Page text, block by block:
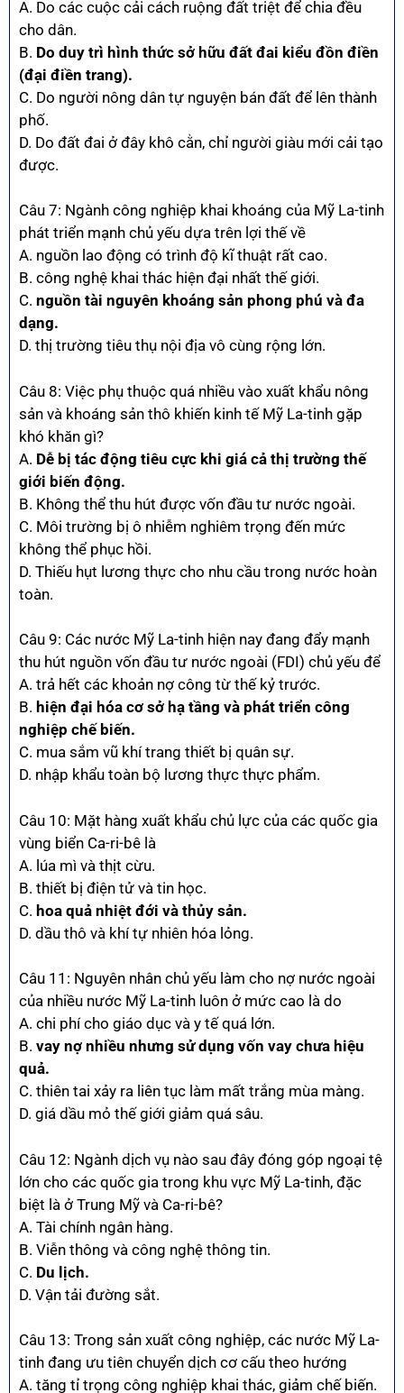
A. Do các cuộc cải cách ruộng đất triệt để chia đều
cho dân.
B. Do duy trì hình thức sở hữu đất đai kiểu đồn điền
(đại điền trang).
C. Do người nông dân tự nguyện bán đất để lên thành
phố.
D. Do đất đai ở đây khô cằn, chỉ người giàu mới cải tạo
được.
Câu 7: Ngành công nghiệp khai khoáng của Mỹ La-tinh
phát triển mạnh chủ yếu dựa trên lợi thế về
A. nguồn lao động có trình độ kĩ thuật rất cao.
B. công nghệ khai thác hiện đại nhất thế giới.
C. nguồn tài nguyên khoáng sản phong phú và đa
dạng.
D. thị trường tiêu thụ nội địa vô cùng rộng lớn.
Câu 8: Việc phụ thuộc quá nhiều vào xuất khẩu nông
sản và khoáng sản thô khiến kinh tế Mỹ La-tinh gặp
khó khăn gì?
A. Dễ bị tác động tiêu cực khi giá cả thị trường thế
giới biến động.
B. Không thể thu hút được vốn đầu tư nước ngoài.
C. Môi trường bị ô nhiễm nghiêm trọng đến mức
không thể phục hồi.
D. Thiếu hụt lương thực cho nhu cầu trong nước hoàn
toàn.
Câu 9: Các nước Mỹ La-tinh hiện nay đang đẩy mạnh
thu hút nguồn vốn đầu tư nước ngoài (FDI) chủ yếu để
A. trả hết các khoản nợ công từ thế kỷ trước.
B. hiện đại hóa cơ sở hạ tầng và phát triển công
nghiệp chế biến.
C. mua sắm vũ khí trang thiết bị quân sự.
D. nhập khẩu toàn bộ lương thực thực phẩm.
Câu 10: Mặt hàng xuất khẩu chủ lực của các quốc gia
vùng biển Ca-ri-bê là
A. lúa mì và thịt cừu.
B. thiết bị điện tử và tin học.
C. hoa quả nhiệt đới và thủy sản.
D. dầu thô và khí tự nhiên hóa lỏng.
Câu 11: Nguyên nhân chủ yếu làm cho nợ nước ngoài
của nhiều nước Mỹ La-tinh luôn ở mức cao là do
A. chi phí cho giáo dục và y tế quá lớn.
B. vay nợ nhiều nhưng sử dụng vốn vay chưa hiệu
quả.
C. thiên tai xảy ra liên tục làm mất trắng mùa màng.
D. giá dầu mỏ thế giới giảm quá sâu.
Câu 12: Ngành dịch vụ nào sau đây đóng góp ngoại tệ
lớn cho các quốc gia trong khu vực Mỹ La-tinh, đặc
biệt là ở Trung Mỹ và Ca-ri-bê?
A. Tài chính ngân hàng.
B. Viễn thông và công nghệ thông tin.
C. Du lịch.
D. Vận tải đường sắt.
Câu 13: Trong sản xuất công nghiệp, các nước Mỹ La-
tinh đang ưu tiên chuyển dịch cơ cấu theo hướng
A. tăng tỉ trọng công nghiệp khai thác, giảm chế biến.